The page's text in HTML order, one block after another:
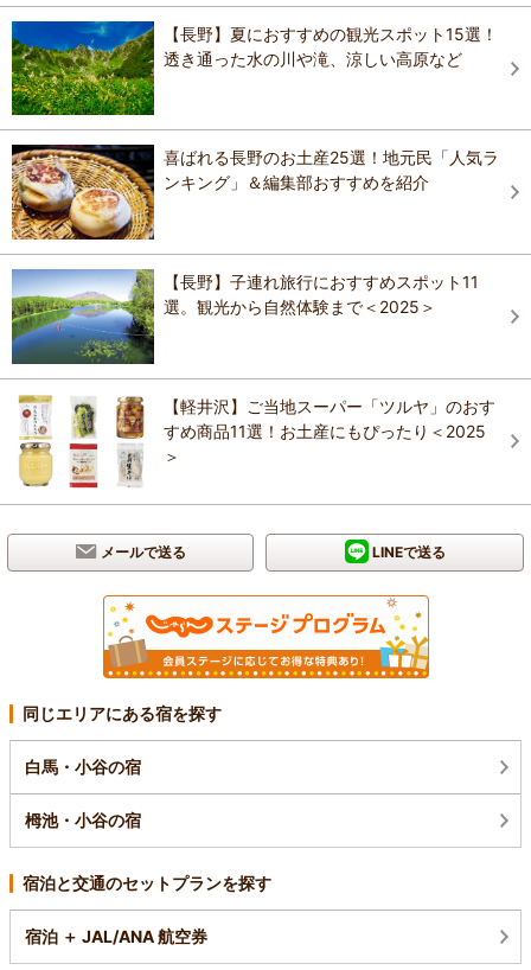
【長野】夏におすすめの観光スポット15選！
透き通った水の川や滝、涼しい高原など
喜ばれる長野のお土産25選！地元民「人気ラ
ンキング」＆編集部おすすめを紹介
【長野】子連れ旅行におすすめスポット11
選。観光から自然体験まで＜2025＞
【軽井沢】ご当地スーパー「ツルヤ」のおす
すめ商品11選！お土産にもぴったり＜2025
＞
メールで送る LINEで送る
同じエリアにある宿を探す
白馬・小谷の宿
栂池・小谷の宿
宿泊と交通のセットプランを探す
宿泊 ＋ JAL/ANA 航空券